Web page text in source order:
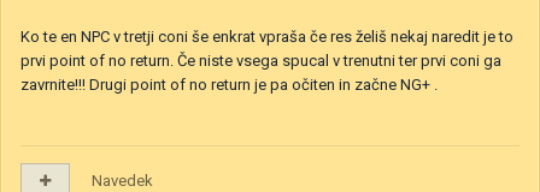
Ko te en NPC v tretji coni še enkrat vpraša če res želiš nekaj naredit je to
prvi point of no return. Če niste vsega spucal v trenutni ter prvi coni ga
zavrnite!!! Drugi point of no return je pa očiten in začne NG+ .
Navedek